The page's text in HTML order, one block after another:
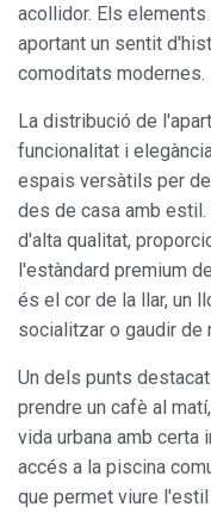
acollidor. Els
aportant un sentit
comoditats modernes.
La distribució de
funcionalitat i
espais versàtils per
des de casa amb
d'alta qualitat,
l'estàndard premium
és el cor de la llar, un
socialitzar o gaudir de
Un dels punts
prendre un cafè al
vida urbana amb certa
accés a la piscina
que permet viure
Modificar